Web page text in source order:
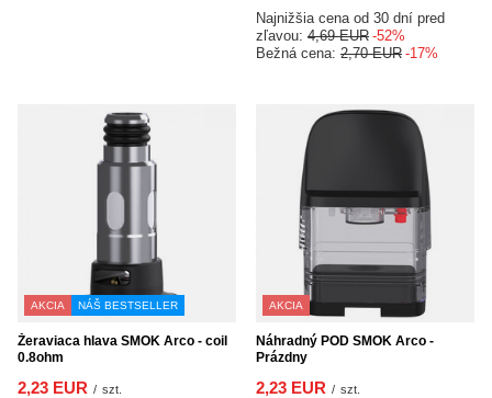
Najnižšia cena od 30 dní pred
zľavou: 4,69 EUR -52%
Bežná cena: 2,70 EUR -17%
AKCIA NÁŠ BESTSELLER
Žeraviaca hlava SMOK Arco - coil
0.8ohm
2,23 EUR / szt.
AKCIA
Náhradný POD SMOK Arco -
Prázdny
2,23 EUR / szt.